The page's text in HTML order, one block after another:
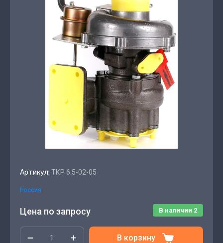
Артикул: ТКР 6.5-02-05
Россия
В наличии 2
Цена по запросу
В корзину